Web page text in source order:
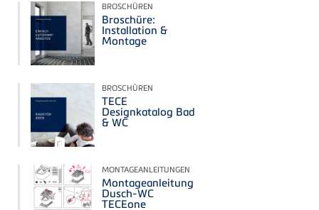
BROSCHÜREN
Broschüre:
Installation &
Montage
BROSCHÜREN
TECE
Designkatalog Bad
& WC
MONTAGEANLEITUNGEN
Montageanleitung
Dusch-WC
TECEone